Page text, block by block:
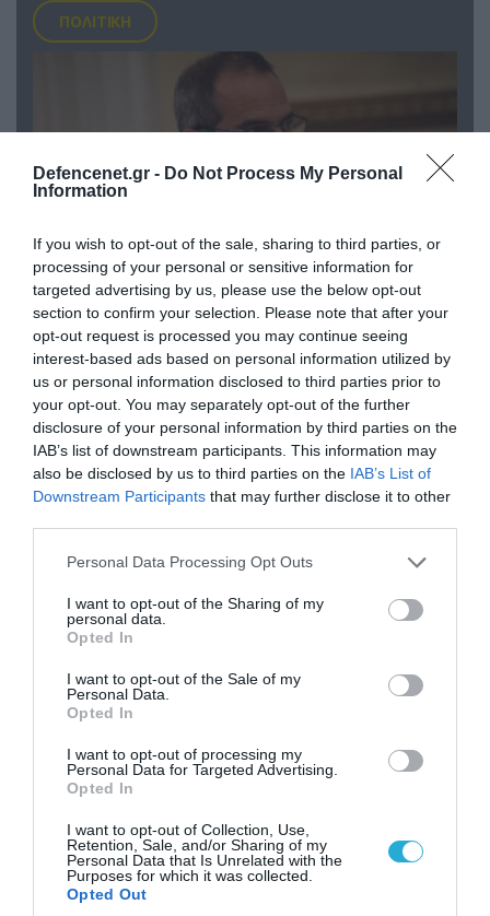
Defencenet.gr - Do Not Process My Personal
Information
If you wish to opt-out of the sale, sharing to third parties, or
processing of your personal or sensitive information for
targeted advertising by us, please use the below opt-out
section to confirm your selection. Please note that after your
opt-out request is processed you may continue seeing
interest-based ads based on personal information utilized by
us or personal information disclosed to third parties prior to
your opt-out. You may separately opt-out of the further
disclosure of your personal information by third parties on the
IAB’s list of downstream participants. This information may
also be disclosed by us to third parties on the IAB’s List of
Downstream Participants that may further disclose it to other
Please note that this website/app uses one or more Google
not limited to your visit or usage behaviour. You may click to
grant or deny consent to Google and its third-party tags to
use your data for below specified purposes in below Google
consent section.
Personal Data Processing Opt Outs
I want to opt-out of the Sharing of my
personal data.
Opted In
I want to opt-out of the Sale of my
Personal Data.
Opted In
I want to opt-out of processing my
Personal Data for Targeted Advertising.
Opted In
I want to opt-out of Collection, Use,
Retention, Sale, and/or Sharing of my
Personal Data that Is Unrelated with the
Purposes for which it was collected.
Opted Out
ΠΟΛΙΤΙΚΗ
07.08.2026 | 20:02
Ο Γιάννης Αλαφούζος «τέλειωσε» τον
Κωνσταντίνο Ζούλα από τον ΣΚΑΪ – Ο λόγος της
απομάκρυνσής του
06.08.2026 | 14:02
Αθήνα: Απομακρύνθηκαν παράνομα
αντικείμενα από κοινόχρηστους χώρους